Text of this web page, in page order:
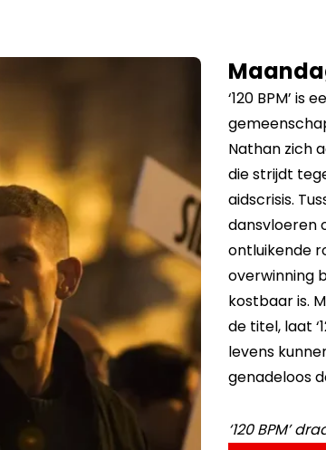
‘120 BPM’
Nathan zich
die strijdt
aidscrisis.
dansvloeren
ontluikende
overwinning
kostbaar is.
de titel, laat
levens
genadeloos
‘120 BPM’